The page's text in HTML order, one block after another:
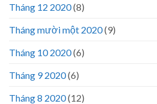
Tháng 12 2020(8)
Tháng mười một 2020(9)
Tháng 10 2020(6)
Tháng 9 2020(6)
Tháng 8 2020(12)